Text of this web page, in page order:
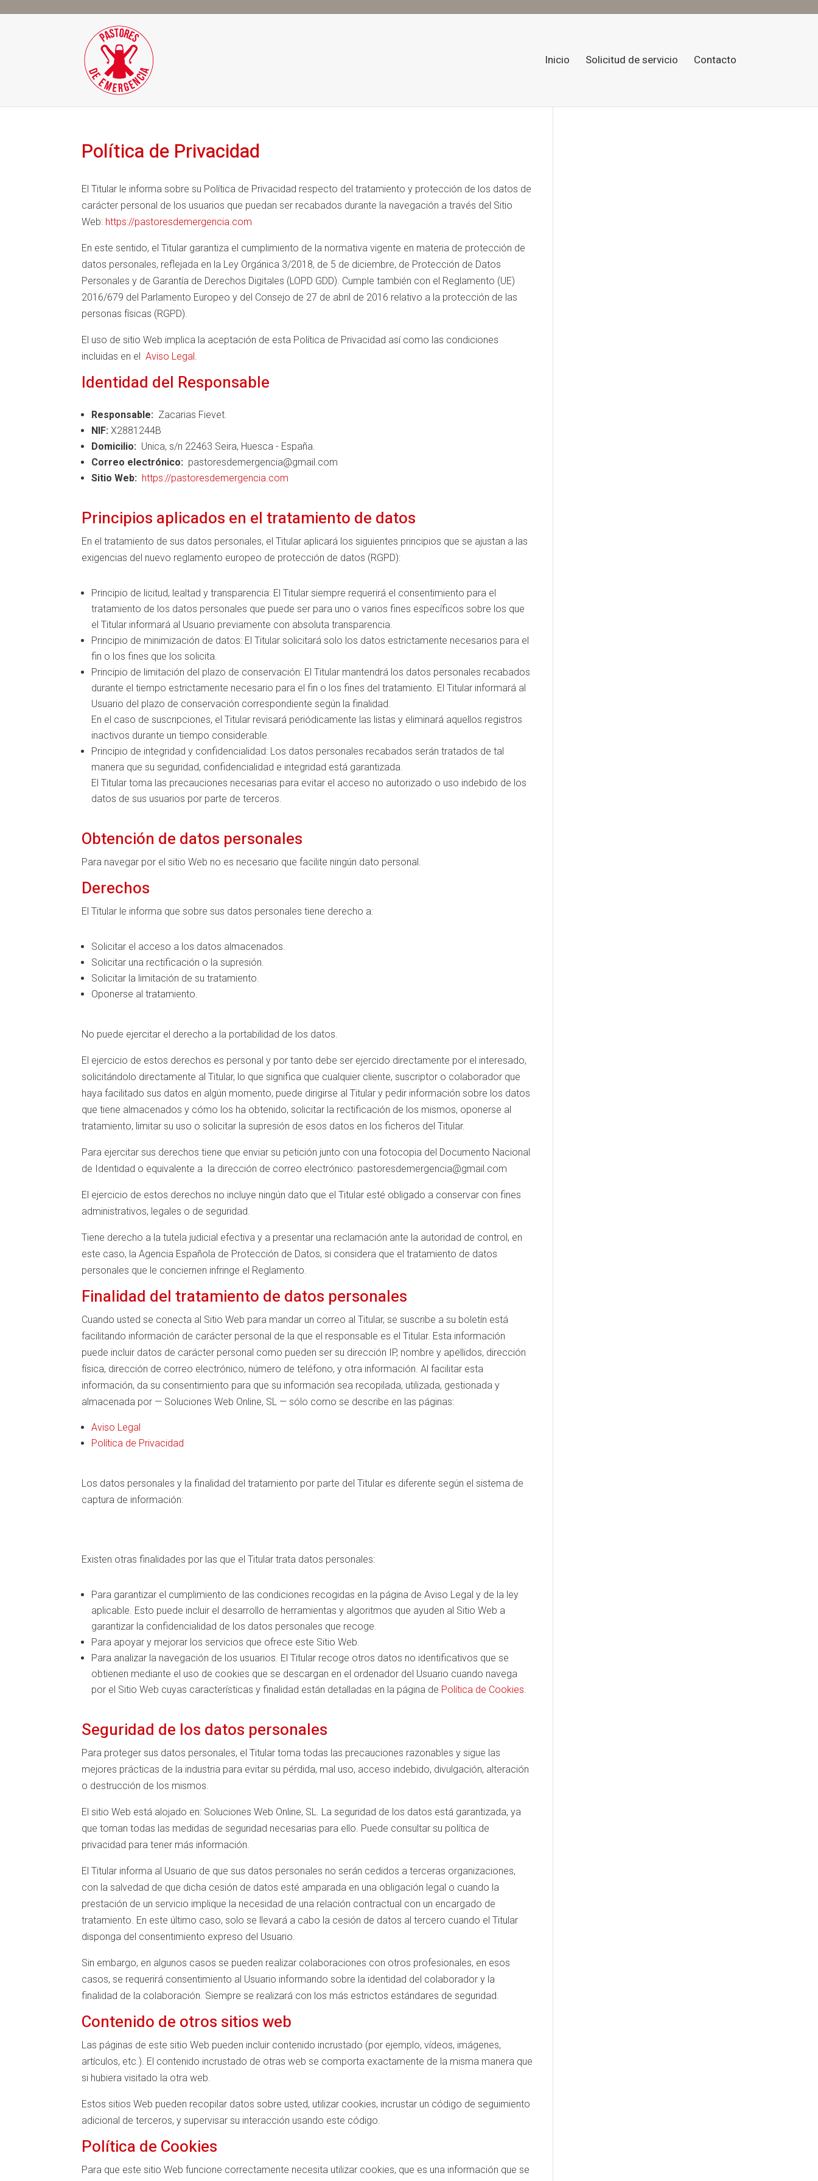
Inicio Solicitud de servicio Contacto
Política de Privacidad
El Titular le informa sobre su Política de Privacidad respecto del tratamiento y protección de los datos de
carácter personal de los usuarios que puedan ser recabados durante la navegación a través del Sitio
Web: https://pastoresdemergencia.com
En este sentido, el Titular garantiza el cumplimiento de la normativa vigente en materia de protección de
datos personales, reflejada en la Ley Orgánica 3/2018, de 5 de diciembre, de Protección de Datos
Personales y de Garantía de Derechos Digitales (LOPD GDD). Cumple también con el Reglamento (UE)
2016/679 del Parlamento Europeo y del Consejo de 27 de abril de 2016 relativo a la protección de las
personas físicas (RGPD).
El uso de sitio Web implica la aceptación de esta Política de Privacidad así como las condiciones
incluidas en elAviso Legal
Identidad del Responsable
Responsable: Zacarias Fievet.
NIF: X2881244B
Domicilio: Unica, s/n 22463 Seira, Huesca - España.
Correo electrónico: pastoresdemergencia@gmail.com
Sitio Web: https://pastoresdemergencia.com
Principios aplicados en el tratamiento de datos
En el tratamiento de sus datos personales, el Titular aplicará los siguientes principios que se ajustan a las
exigencias del nuevo reglamento europeo de protección de datos (RGPD):
Principio de licitud, lealtad y transparencia: El Titular siempre requerirá el consentimiento para el
tratamiento de los datos personales que puede ser para uno o varios fines específicos sobre los que
el Titular informará al Usuario previamente con absoluta transparencia.
Principio de minimización de datos: El Titular solicitará solo los datos estrictamente necesarios para el
fin o los fines que los solicita.
Principio de limitación del plazo de conservación: El Titular mantendrá los datos personales recabados
durante el tiempo estrictamente necesario para el fin o los fines del tratamiento. El Titular informará al
Usuario del plazo de conservación correspondiente según la finalidad.
En el caso de suscripciones, el Titular revisará periódicamente las listas y eliminará aquellos registros
inactivos durante un tiempo considerable.
Principio de integridad y confidencialidad: Los datos personales recabados serán tratados de tal
manera que su seguridad, confidencialidad e integridad está garantizada.
El Titular toma las precauciones necesarias para evitar el acceso no autorizado o uso indebido de los
datos de sus usuarios por parte de terceros.
Obtención de datos personales
Para navegar por el sitio Web no es necesario que facilite ningún dato personal.
Derechos
El Titular le informa que sobre sus datos personales tiene derecho a:
Solicitar el acceso a los datos almacenados.
Solicitar una rectificación o la supresión.
Solicitar la limitación de su tratamiento.
Oponerse al tratamiento.
No puede ejercitar el derecho a la portabilidad de los datos.
El ejercicio de estos derechos es personal y por tanto debe ser ejercido directamente por el interesado,
solicitándolo directamente al Titular, lo que significa que cualquier cliente, suscriptor o colaborador que
haya facilitado sus datos en algún momento, puede dirigirse al Titular y pedir información sobre los datos
que tiene almacenados y cómo los ha obtenido, solicitar la rectificación de los mismos, oponerse al
tratamiento, limitar su uso o solicitar la supresión de esos datos en los ficheros del Titular.
Para ejercitar sus derechos tiene que enviar su petición junto con una fotocopia del Documento Nacional
de Identidad o equivalente a la dirección de correo electrónico: pastoresdemergencia@gmail.com
El ejercicio de estos derechos no incluye ningún dato que el Titular esté obligado a conservar con fines
administrativos, legales o de seguridad.
Tiene derecho a la tutela judicial efectiva y a presentar una reclamación ante la autoridad de control, en
este caso, la Agencia Española de Protección de Datos, si considera que el tratamiento de datos
personales que le conciernen infringe el Reglamento.
Finalidad del tratamiento de datos personales
Cuando usted se conecta al Sitio Web para mandar un correo al Titular, se suscribe a su boletín está
facilitando información de carácter personal de la que el responsable es el Titular. Esta información
puede incluir datos de carácter personal como pueden ser su dirección IP, nombre y apellidos, dirección
física, dirección de correo electrónico, número de teléfono, y otra información. Al facilitar esta
información, da su consentimiento para que su información sea recopilada, utilizada, gestionada y
almacenada por — Soluciones Web Online, SL — sólo como se describe en las páginas:
Aviso Legal
Política de Privacidad
Los datos personales y la finalidad del tratamiento por parte del Titular es diferente según el sistema de
captura de información:
Existen otras finalidades por las que el Titular trata datos personales:
Para garantizar el cumplimiento de las condiciones recogidas en la página de Aviso Legal y de la ley
aplicable. Esto puede incluir el desarrollo de herramientas y algoritmos que ayuden al Sitio Web a
garantizar la confidencialidad de los datos personales que recoge.
Para apoyar y mejorar los servicios que ofrece este Sitio Web.
Para analizar la navegación de los usuarios. El Titular recoge otros datos no identificativos que se
obtienen mediante el uso de cookies que se descargan en el ordenador del Usuario cuando navega
por el Sitio Web cuyas características y finalidad están detalladas en la página de Política de Cookies
Seguridad de los datos personales
Para proteger sus datos personales, el Titular toma todas las precauciones razonables y sigue las
mejores prácticas de la industria para evitar su pérdida, mal uso, acceso indebido, divulgación, alteración
o destrucción de los mismos.
El sitio Web está alojado en: Soluciones Web Online, SL. La seguridad de los datos está garantizada, ya
que toman todas las medidas de seguridad necesarias para ello. Puede consultar su política de
privacidad para tener más información.
El Titular informa al Usuario de que sus datos personales no serán cedidos a terceras organizaciones,
con la salvedad de que dicha cesión de datos esté amparada en una obligación legal o cuando la
prestación de un servicio implique la necesidad de una relación contractual con un encargado de
tratamiento. En este último caso, solo se llevará a cabo la cesión de datos al tercero cuando el Titular
disponga del consentimiento expreso del Usuario.
Sin embargo, en algunos casos se pueden realizar colaboraciones con otros profesionales, en esos
casos, se requerirá consentimiento al Usuario informando sobre la identidad del colaborador y la
finalidad de la colaboración. Siempre se realizará con los más estrictos estándares de seguridad.
Contenido de otros sitios web
Las páginas de este sitio Web pueden incluir contenido incrustado (por ejemplo, vídeos, imágenes,
artículos, etc.). El contenido incrustado de otras web se comporta exactamente de la misma manera que
si hubiera visitado la otra web.
Estos sitios Web pueden recopilar datos sobre usted, utilizar cookies, incrustar un código de seguimiento
adicional de terceros, y supervisar su interacción usando este código.
Política de Cookies
Para que este sitio Web funcione correctamente necesita utilizar cookies, que es una información que se